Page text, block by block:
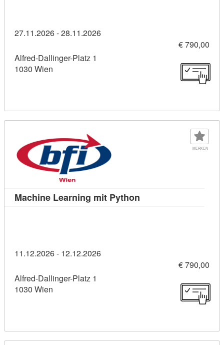
27.11.2026 - 28.11.2026
€ 790,00
Alfred-Dallinger-Platz 1
1030 Wien
MERKEN
Machine Learning mit Python
11.12.2026 - 12.12.2026
€ 790,00
Alfred-Dallinger-Platz 1
1030 Wien